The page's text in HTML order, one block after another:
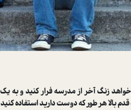
زنگ آخر از مدرسه فرار کنید و به
بالا هر طور که دوست دارید استفاده کنید